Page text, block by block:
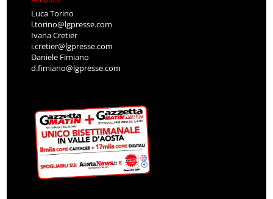
Luca Torino
l.torino@lgpresse.com
Ivana Cretier
i.cretier@lgpresse.com
Daniele Fimiano
d.fimiano@lgpresse.com